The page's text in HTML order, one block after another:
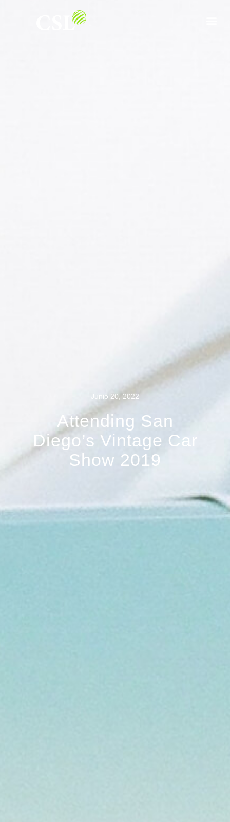
Junio 20, 2022
Attending San
Diego’s Vintage Car
Show 2019